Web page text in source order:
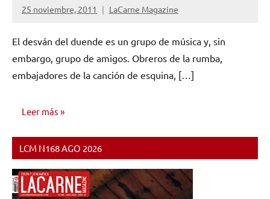
25 noviembre, 2011 LaCarne Magazine
No
comentarios
El desván del duende es un grupo de música y, sin
embargo, grupo de amigos. Obreros de la rumba,
embajadores de la canción de esquina, […]
Leer más
VIDEOS
MUSICALES
LCM N168 AGO 2026